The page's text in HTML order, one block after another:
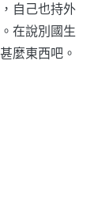
自己也持外
在說別國生
麼東西吧。